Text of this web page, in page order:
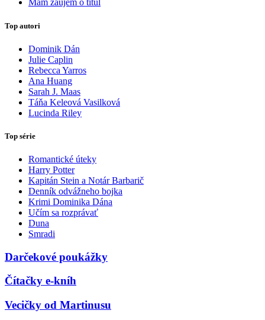
Mám záujem o titul
Top autori
Dominik Dán
Julie Caplin
Rebecca Yarros
Ana Huang
Sarah J. Maas
Táňa Keleová Vasilková
Lucinda Riley
Top série
Romantické úteky
Harry Potter
Kapitán Stein a Notár Barbarič
Denník odvážneho bojka
Krimi Dominika Dána
Učím sa rozprávať
Duna
Smradi
Darčekové poukážky
Čítačky e-kníh
Vecičky od Martinusu